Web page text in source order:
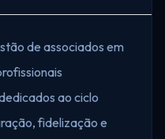
de associados em
ao ciclo
fidelização e